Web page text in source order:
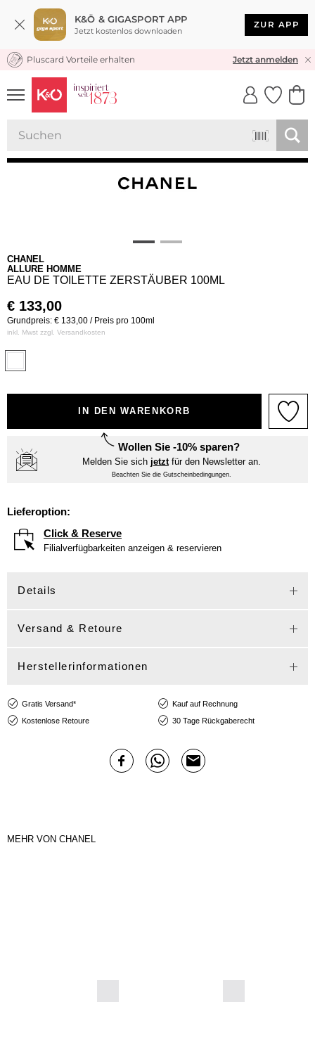
K&Ö & GIGASPORT APP
Jetzt kostenlos downloaden
ZUR APP
KOSTENLOSER VERSAND* & RÜCKVERSAND
Pluscard Vorteile erhalten Jetzt anmelden
UNSERE APP
CLICK &
CHANEL
ALLURE HOMME
EAU DE TOILETTE ZERSTÄUBER 100ML
€ 133,00
Grundpreis: € 133,00 / Preis pro 100ml
inkl. Mwst zzgl. Versandkosten
IN DEN WARENKORB
Wollen Sie -10% sparen?
Melden Sie sich jetztfür den Newsletter an.
Beachten Sie die Gutscheinbedingungen.
Lieferoption:
Click & Reserve
Filialverfügbarkeiten anzeigen & reservieren
Details
Versand & Retoure
Herstellerinformationen
Gratis Versand*
Kauf auf Rechnung
Kostenlose Retoure
30 Tage Rückgaberecht
MEHR VON CHANEL